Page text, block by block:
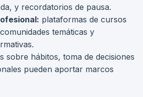
y recordatorios de pausa.
plataformas de cursos
temáticas y
sobre hábitos, toma de decisiones
pueden aportar marcos